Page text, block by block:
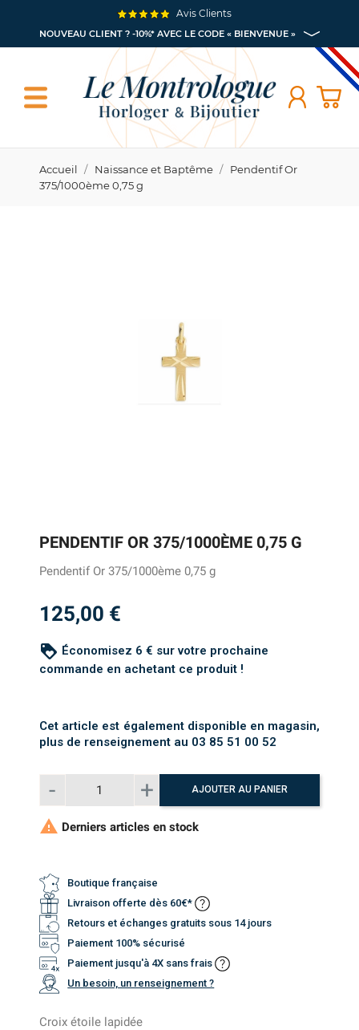
NOUVEAU CLIENT ? -10%* AVEC LE CODE « BIENVENUE »
Avis Clients
Accueil Naissance et Baptême
Pendentif Or
375/1000ème 0,75 g
PENDENTIF OR 375/1000ÈME 0,75 G
Pendentif Or 375/1000ème 0,75 g
125,00 €
loyalty Économisez 6 € sur votre prochaine
commande en achetant ce produit !
Cet article est également disponible en magasin,
plus de renseignement au 03 85 51 00 52
AJOUTER AU PANIER
 Derniers articles en stock
Boutique française
Livraison offerte dès 60€*
Retours et échanges gratuits sous 14 jours
Paiement 100% sécurisé
Paiement jusqu'à 4X sans frais
Un besoin, un renseignement ?
Croix étoile lapidée